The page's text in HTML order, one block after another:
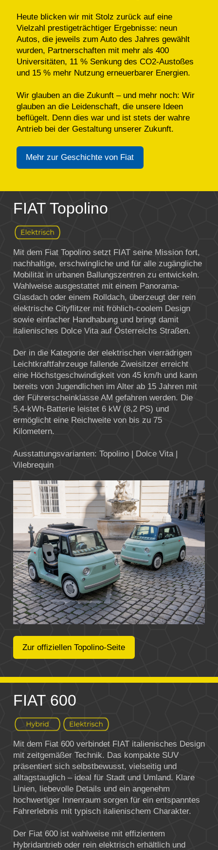
Heute blicken wir mit Stolz zurück auf eine
Vielzahl prestigeträchtiger Ergebnisse: neun
Autos, die jeweils zum Auto des Jahres gewählt
wurden, Partnerschaften mit mehr als 400
Universitäten, 11 % Senkung des CO2-Austoßes
und 15 % mehr Nutzung erneuerbarer Energien.
Wir glauben an die Zukunft – und mehr noch: Wir
glauben an die Leidenschaft, die unsere Ideen
beflügelt. Denn dies war und ist stets der wahre
Antrieb bei der Gestaltung unserer Zukunft.
Mehr zur Geschichte von Fiat
FIAT Topolino
Mit dem Fiat Topolino setzt FIAT seine Mission fort,
nachhaltige, erschwingliche und für alle zugängliche
Mobilität in urbanen Ballungszentren zu entwickeln.
Wahlweise ausgestattet mit einem Panorama-
Glasdach oder einem Rolldach, überzeugt der rein
elektrische Cityflitzer mit fröhlich-coolem Design
sowie einfacher Handhabung und bringt damit
italienisches Dolce Vita auf Österreichs Straßen.
Der in die Kategorie der elektrischen vierrädrigen
Leichtkraftfahrzeuge fallende Zweisitzer erreicht
eine Höchstgeschwindigkeit von 45 km/h und kann
bereits von Jugendlichen im Alter ab 15 Jahren mit
der Führerscheinklasse AM gefahren werden. Die
5,4-kWh-Batterie leistet 6 kW (8,2 PS) und
ermöglicht eine Reichweite von bis zu 75
Kilometern.
Ausstattungsvarianten: Topolino | Dolce Vita |
Vilebrequin
Zur offiziellen Topolino-Seite
FIAT 600
Mit dem Fiat 600 verbindet FIAT italienisches Design
mit zeitgemäßer Technik. Das kompakte SUV
präsentiert sich selbstbewusst, vielseitig und
alltagstauglich – ideal für Stadt und Umland. Klare
Linien, liebevolle Details und ein angenehm
hochwertiger Innenraum sorgen für ein entspanntes
Fahrerlebnis mit typisch italienischem Charakter.
Der Fiat 600 ist wahlweise mit effizientem
Hybridantrieb oder rein elektrisch erhältlich und